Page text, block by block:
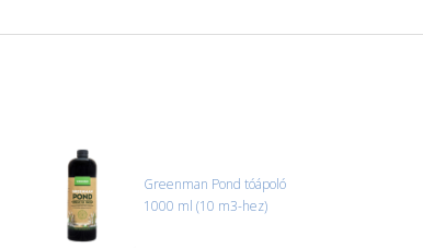
Greenman Pond tóápoló
1000 ml (10 m3-hez)